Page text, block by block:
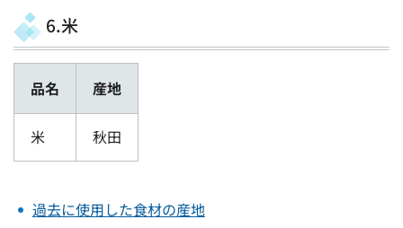
6.米
品名 産地
米 秋田
過去に使用した食材の産地